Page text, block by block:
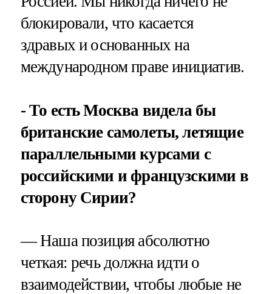
блокировали, что касается
здравых и основанных на
международном праве инициатив.
- То есть Москва видела бы
британские самолеты, летящие
параллельными курсами с
российскими и французскими в
сторону Сирии?
— Наша позиция абсолютно
четкая: речь должна идти о
взаимодействии, чтобы любые не